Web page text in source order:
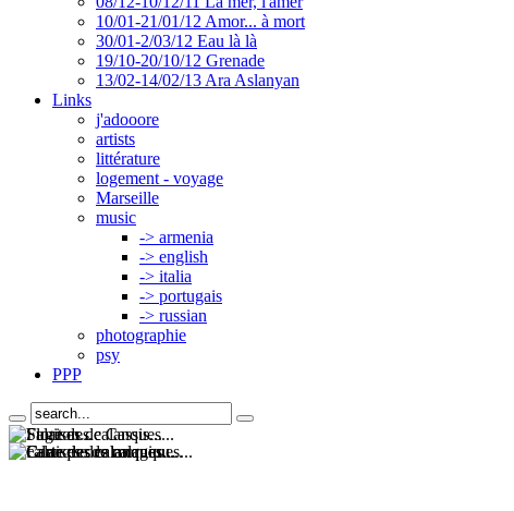
10/01-21/01/12 Amor... à mort
30/01-2/03/12 Eau là là
19/10-20/10/12 Grenade
13/02-14/02/13 Ara Aslanyan
Links
j'adooore
artists
littérature
logement - voyage
Marseille
music
-> armenia
-> english
-> italia
-> portugais
-> russian
photographie
psy
PPP